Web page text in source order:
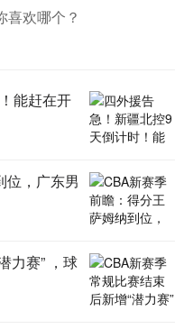
喜欢哪个？
能赶在开
位，广东男
力赛” ，球